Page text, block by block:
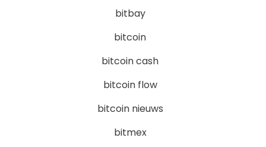
bitbay
bitcoin
bitcoin cash
bitcoin flow
bitcoin nieuws
bitmex